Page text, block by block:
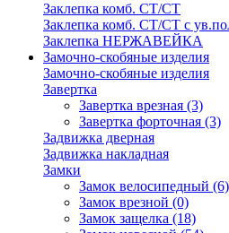
Заклепка комб. СТ/СТ
Заклепка комб. СТ/СТ с
Заклепка НЕРЖАВЕЙКА
Замочно-скобяные изделия
Замочно-скобяные изделия
Завертка
Завертка врезная (3)
Завертка форточная (3)
Задвижка дверная
Задвижка накладная
Замки
Замок велосипедный (6)
Замок врезной (0)
Замок защелка (18)